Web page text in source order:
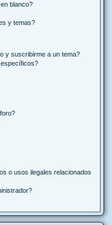
blanco?
y temas?
y suscribirme a un tema?
o usos ilegales relacionados